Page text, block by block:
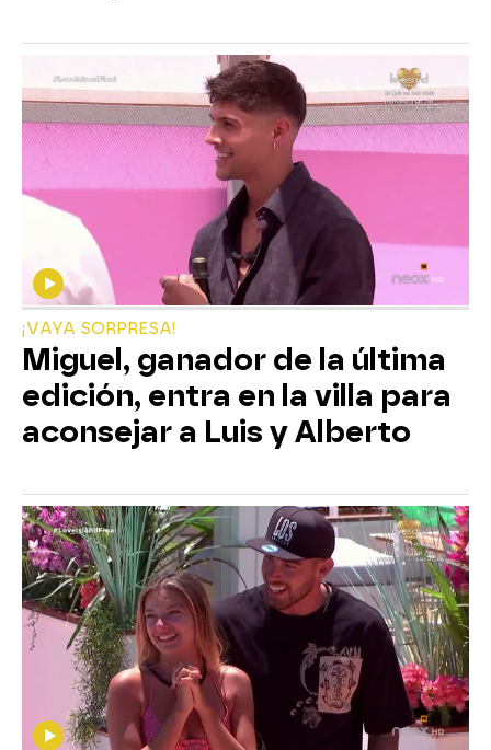
¡VAYA SORPRESA!
Miguel, ganador de la última
edición, entra en la villa para
aconsejar a Luis y Alberto